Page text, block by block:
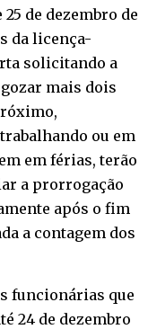
de dezembro de
da licença-
solicitando a
mais dois
ou em
em férias, terão
a prorrogação
após o fim
a contagem dos
funcionárias que
24 de dezembro